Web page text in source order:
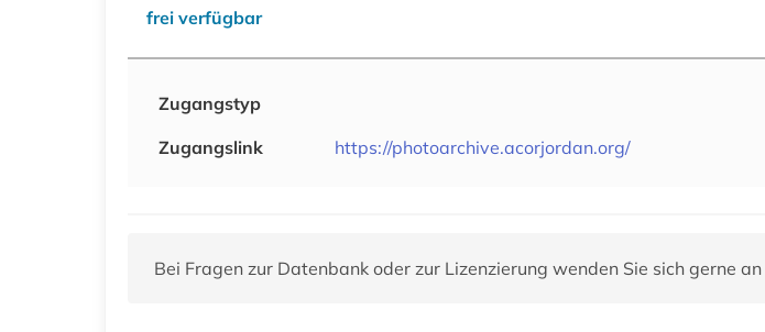
frei verfügbar
Zugangstyp
Zugangslink
https://photoarchive.acorjordan.org/
Bei Fragen zur Datenbank oder zur Lizenzierung wenden Sie sich gerne an